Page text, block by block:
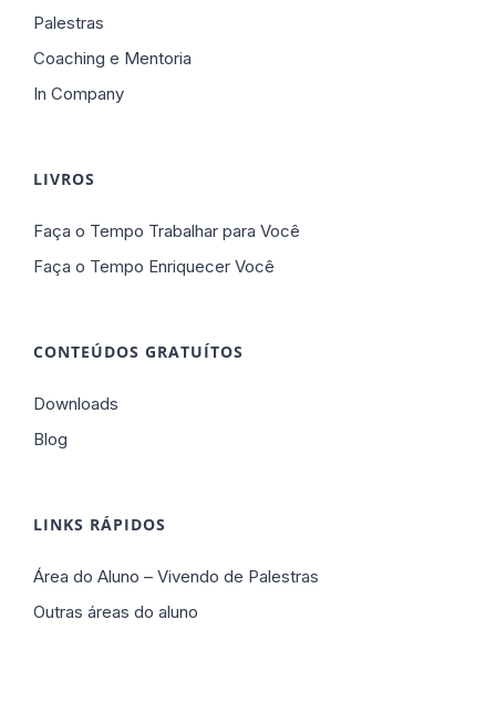
Palestras
Coaching e Mentoria
In Company
LIVROS
Faça o Tempo Trabalhar para Você
Faça o Tempo Enriquecer Você
CONTEÚDOS GRATUÍTOS
Downloads
Blog
LINKS RÁPIDOS
Área do Aluno – Vivendo de Palestras
Outras áreas do aluno